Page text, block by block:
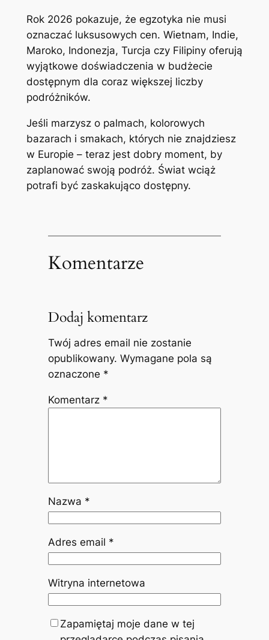
Rok 2026 pokazuje, że egzotyka nie musi
oznaczać luksusowych cen. Wietnam, Indie,
Maroko, Indonezja, Turcja czy Filipiny oferują
wyjątkowe doświadczenia w budżecie
dostępnym dla coraz większej liczby
podróżników.
Jeśli marzysz o palmach, kolorowych
bazarach i smakach, których nie znajdziesz
w Europie – teraz jest dobry moment, by
zaplanować swoją podróż. Świat wciąż
potrafi być zaskakująco dostępny.
Komentarze
Dodaj komentarz
Twój adres email nie zostanie
opublikowany. Wymagane pola są
oznaczone *
Komentarz *
Nazwa *
Adres email *
Witryna internetowa
Zapamiętaj moje dane w tej